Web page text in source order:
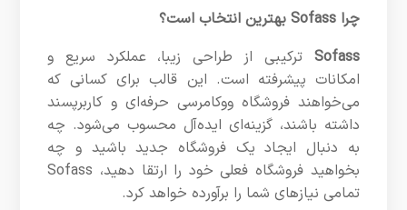
چرا Sofass بهترین انتخاب است؟
Sofass ترکیبی از طراحی زیبا، عملکرد سریع و
امکانات پیشرفته است. این قالب برای کسانی که
می‌خواهند فروشگاه ووکامرسی حرفه‌ای و کاربرپسند
داشته باشند، گزینه‌ای ایده‌آل محسوب می‌شود. چه
به دنبال ایجاد یک فروشگاه جدید باشید و چه
بخواهید فروشگاه فعلی خود را ارتقا دهید، Sofass
تمامی نیازهای شما را برآورده خواهد کرد.